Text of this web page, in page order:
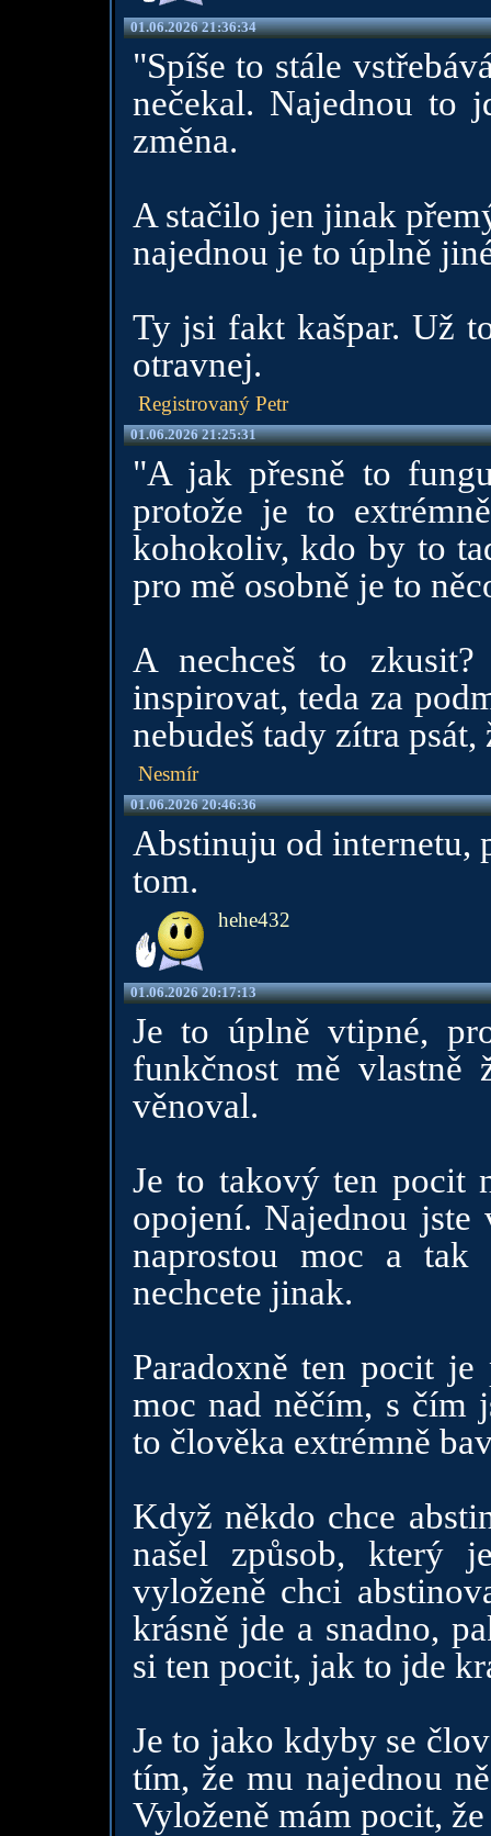
01.06.2026 21:36:34
"Spíše to stále
nečekal. Najednou to
změna.
A stačilo jen jinak
najednou je to úplně
Ty jsi fakt kašpar. Už
otravnej.
Registrovaný Petr
01.06.2026 21:25:31
"A jak přesně to
protože je to
kohokoliv, kdo by to
pro mě osobně je to
A nechceš to
inspirovat, teda za
nebudeš tady zítra
Nesmír
01.06.2026 20:46:36
Abstinuju od internetu,
tom.
hehe432
01.06.2026 20:17:13
Je to úplně vtipné,
funkčnost mě vlastně
věnoval.
Je to takový ten pocit
opojení. Najednou
naprostou moc a
nechcete jinak.
Paradoxně ten pocit
moc nad něčím, s čím
to člověka extrémně
Když někdo chce
našel způsob, který
vyloženě chci
krásně jde a snadno,
si ten pocit, jak to jde
Je to jako kdyby se
tím, že mu najednou
Vyloženě mám pocit,